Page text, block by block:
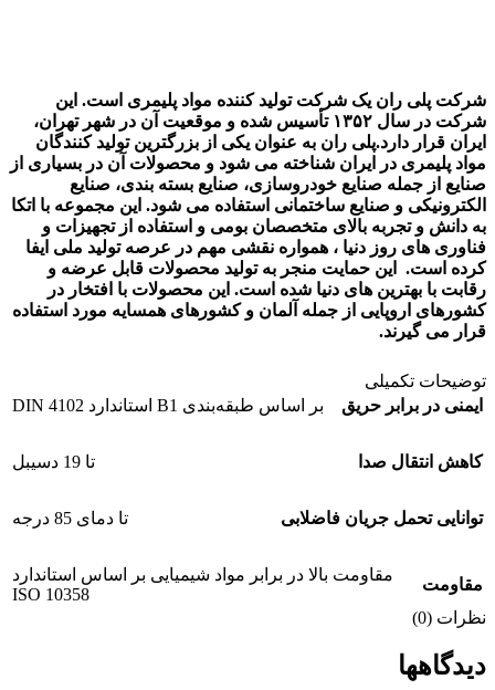
شرکت پلی ران یک شرکت تولید کننده مواد پلیمری است. این
شرکت در سال ۱۳۵۲ تأسیس شده و موقعیت آن در شهر تهران،
ایران قرار دارد.پلی ران به عنوان یکی از بزرگترین تولید کنندگان
مواد پلیمری در ایران شناخته می شود و محصولات آن در بسیاری از
صنایع از جمله صنایع خودروسازی، صنایع بسته بندی، صنایع
الکترونیکی و صنایع ساختمانی استفاده می شود. این مجموعه با اتکا
به دانش و تجربه بالای متخصصان بومی و استفاده از تجهیزات و
فناوری های روز دنیا ، همواره نقشی مهم در عرصه تولید ملی ایفا
کرده است. این حمایت منجر به تولید محصولات قابل عرضه و
رقابت با بهترین های دنیا شده است. این محصولات با افتخار در
کشورهای اروپایی از جمله آلمان و کشورهای همسایه مورد استفاده
قرار می گیرند.
توضیحات تکمیلی
ایمنی در برابر حریق
بر اساس طبقه‌بندی B1 استاندارد DIN 4102
کاهش انتقال صدا تا 19 دسیبل
توانایی تحمل جریان فاضلابی تا دمای 85 درجه
مقاومت
مقاومت بالا در برابر مواد شیمیایی بر اساس استاندارد
ISO 10358
نظرات (0)
دیدگاهها